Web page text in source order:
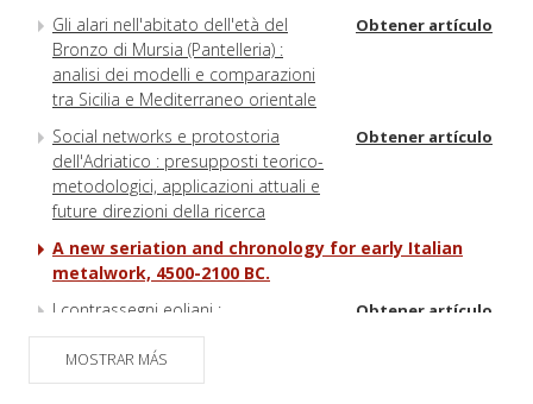
Gli alari nell'abitato dell'età del
Bronzo di Mursia (Pantelleria) :
analisi dei modelli e comparazioni
tra Sicilia e Mediterraneo orientale
Obtener artículo
Social networks e protostoria
dell'Adriatico : presupposti teorico-
metodologici, applicazioni attuali e
future direzioni della ricerca
Obtener artículo
A new seriation and chronology for early Italian
metalwork, 4500-2100 BC.
I contrassegni eoliani :
classificazione e distribuzione
Obtener artículo
Recensioni
MOSTRAR MÁS